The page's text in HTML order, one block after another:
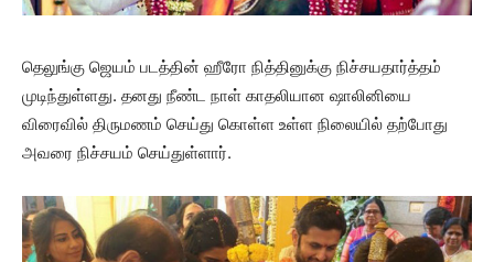
தெலுங்கு ஜெயம் படத்தின் ஹீரோ நித்தினுக்கு நிச்சயதார்த்தம்
முடிந்துள்ளது. தனது நீண்ட நாள் காதலியான ஷாலினியை
விரைவில் திருமணம் செய்து கொள்ள உள்ள நிலையில் தற்போது
அவரை நிச்சயம் செய்துள்ளார்.